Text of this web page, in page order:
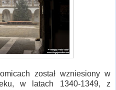
został wzniesiony w
w latach 1340-1349, z